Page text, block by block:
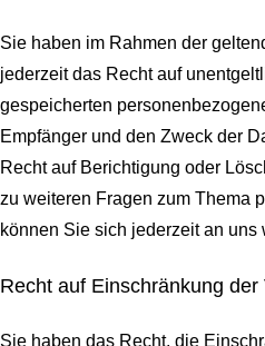
Sie haben im Rahmen der
jederzeit das Recht auf
gespeicherten
Empfänger und den Zweck der
Recht auf Berichtigung oder
zu weiteren Fragen zum Thema
können Sie sich jederzeit an uns
Recht auf Einschränkung der
Sie haben das Recht, die